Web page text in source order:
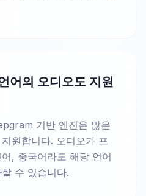
어의 오디오도 지원
기반 엔진은 많은
원합니다. 오디오가 프
, 중국어라도 해당 언어
수 있습니다.